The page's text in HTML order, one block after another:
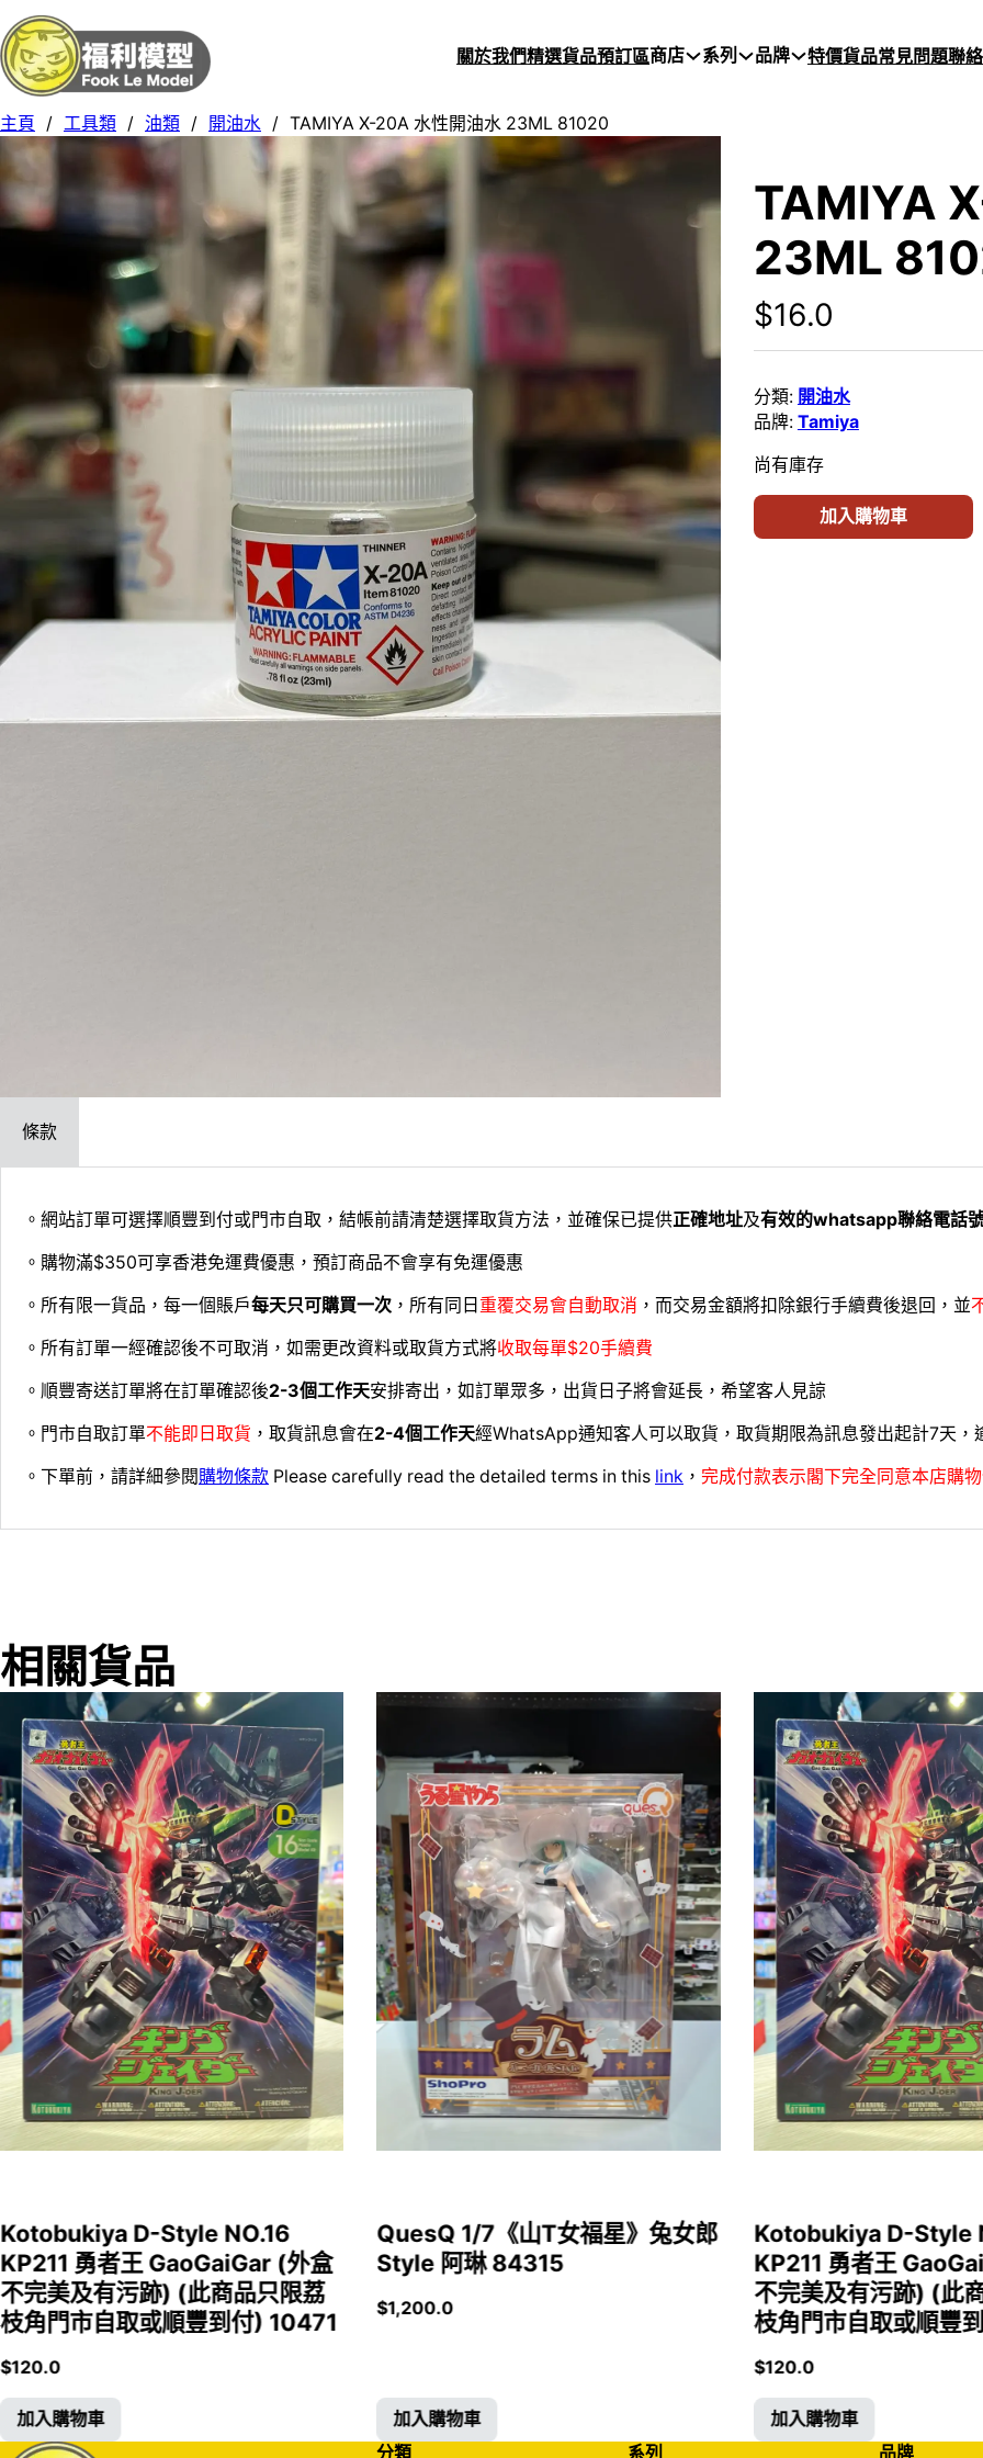
關於我們精選貨品預訂區商店 系列 品牌 特價貨品常見問題聯
主頁 / 工具類 / 油類 / 開油水 / TAMIYA X-20A 水性開油水 23ML 81020
TAMIYA
23ML
$16.0
分類: 開油水
品牌: Tamiya
尚有庫存
加入購物車
條款
。網站訂單可選擇順豐到付或門市自取，結帳前請清楚選擇取貨方法，並確保已提供正確地址及有效的whatsapp聯絡電話
。購物滿$350可享香港免運費優惠，預訂商品不會享有免運優惠
。所有限一貨品，每一個賬戶每天只可購買一次 ，所有同日 重覆交易會自動取消 ，而交易金額將扣除銀行手續費後退回，並
。所有訂單一經確認後不可取消，如需更改資料或取貨方式將收取每單$20手續費
。順豐寄送訂單將在訂單確認後2-3個工作天安排寄出，如訂單眾多，出貨日子將會延長，希望客人見諒
。門市自取訂單不能即日取貨 ，取貨訊息會在2-4個工作天經WhatsApp通知客人可以取貨，取貨期限為訊息發出起計7天，
。下單前，請詳細參閱購物條款 Please carefully read the detailed terms in this link ， 完成付款表示閣下完全同意本店購
相關貨品
Kotobukiya D-Style NO.16
KP211 勇者王 GaoGaiGar (外盒
不完美及有污跡) (此商品只限荔
枝角門市自取或順豐到付) 10471
$120.0
加入購物車
QuesQ 1/7《山T女福星》兔女郎
Style 阿琳 84315
$1,200.0
加入購物車
Kotobukiya D-Style
KP211 勇者王
不完美及有污跡) (此
枝角門市自取或順豐
$120.0
加入購物車
分類
系列 品牌